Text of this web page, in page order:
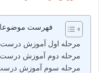
فهرست
مرحله اول آموزش درست
مرحله دوم آموزش درست
مرحله سوم آموزش